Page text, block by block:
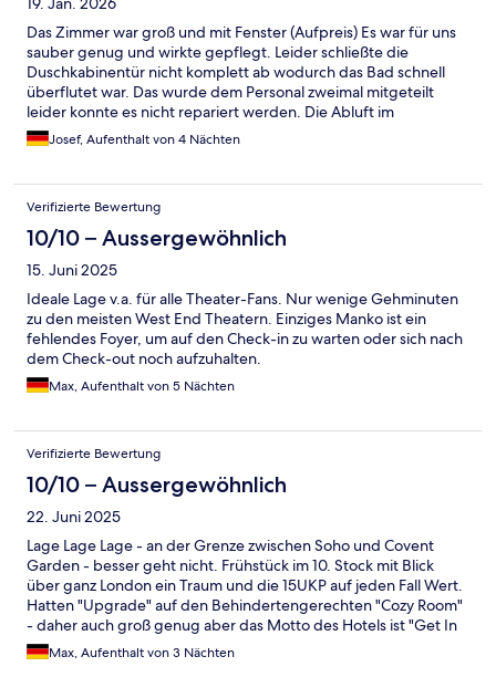
Das Zimmer war groß und mit Fenster (Aufpreis) Es war für uns
sauber genug und wirkte gepflegt. Leider schließte die
Duschkabinentür nicht komplett ab wodurch das Bad schnell
überflutet war. Das wurde dem Personal zweimal mitgeteilt
leider konnte es nicht repariert werden. Die Abluft im
Badezimmer konnte auch nicht abgeschalten werden und war
dadurch etwas lauter abends. Wenn man aber die Tür zu
Josef, Aufenthalt von 4 Nächten
Verifizierte Bewertung
10/10 – Aussergewöhnlich
15. Juni 2025
Ideale Lage v.a. für alle Theater-Fans. Nur wenige Gehminuten
zu den meisten West End Theatern. Einziges Manko ist ein
fehlendes Foyer, um auf den Check-in zu warten oder sich nach
dem Check-out noch aufzuhalten.
Max, Aufenthalt von 5 Nächten
Verifizierte Bewertung
10/10 – Aussergewöhnlich
22. Juni 2025
Lage Lage Lage - an der Grenze zwischen Soho und Covent
Garden - besser geht nicht. Frühstück im 10. Stock mit Blick
über ganz London ein Traum und die 15UKP auf jeden Fall Wert.
Hatten "Upgrade" auf den Behindertengerechten "Cozy Room"
- daher auch groß genug aber das Motto des Hotels ist "Get In
Then Get Out" also nix um Stunden auf dem Zimmer zu
verbringen. Preis Leistung stimmt - wir kommen wieder
Max, Aufenthalt von 3 Nächten